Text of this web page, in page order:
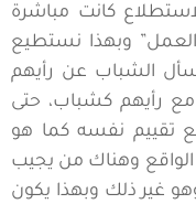
كانت مباشرة
وبهذا نستطيع
الشباب عن رأيهم
رأيهم كشباب، حتى
تقييم نفسه كما هو
الواقع وهناك من يجيب
غير ذلك وبهذا يكون